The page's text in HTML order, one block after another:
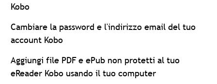
Kobo
Cambiare la password e l'indirizzo email del tuo
account Kobo
Aggiungi file PDF e ePub non protetti al tuo
eReader Kobo usando il tuo computer